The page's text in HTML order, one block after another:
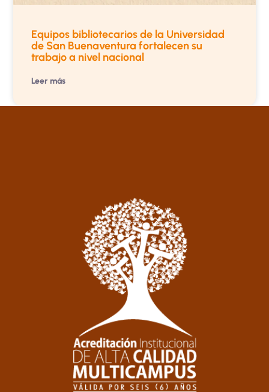
Equipos bibliotecarios de la Universidad
de San Buenaventura fortalecen su
trabajo a nivel nacional
Leer más